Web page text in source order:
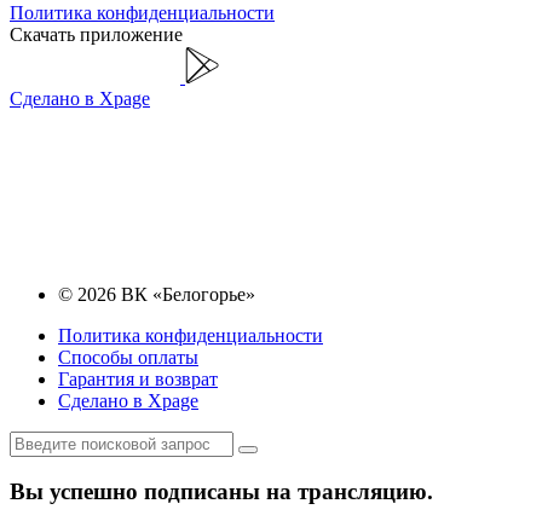
Политика конфиденциальности
Скачать приложение
Сделано в Xpage
© 2026 ВК «Белогорье»
Политика конфиденциальности
Способы оплаты
Гарантия и возврат
Сделано в Xpage
Вы успешно подписаны на трансляцию.